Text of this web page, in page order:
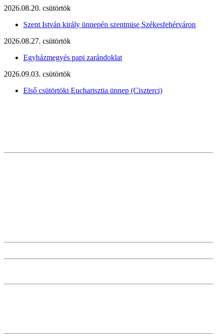
2026.08.20. csütörtök
Szent István király ünnepén szentmise Székesfehérváron
2026.08.27. csütörtök
Egyházmegyés papi zarándoklat
2026.09.03. csütörtök
Első csütörtöki Eucharisztia ünnep (Ciszterci)